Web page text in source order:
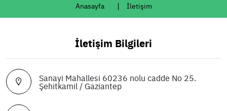
Anasayfa İletişim
İletişim Bilgileri
Sanayi Mahallesi 60236 nolu cadde No 25.
Şehitkamil / Gaziantep